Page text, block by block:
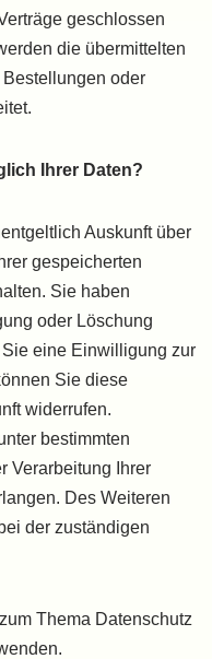
geschlossen
die übermittelten
oder
Ihrer Daten?
Auskunft über
gespeicherten
Sie haben
oder Löschung
eine Einwilligung zur
Sie diese
widerrufen.
bestimmten
Verarbeitung Ihrer
Des Weiteren
der zuständigen
Thema Datenschutz